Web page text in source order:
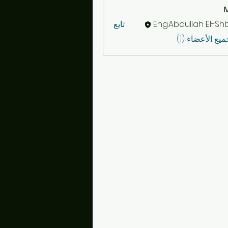
Eng.Abdullah El-
تابع
الأعضاء (1)